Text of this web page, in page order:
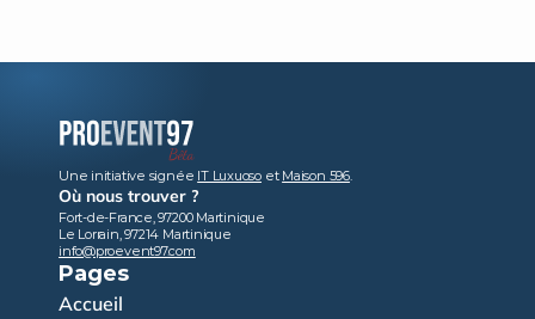
Une initiative signée IT Luxuoso et Maison 596.
Où nous trouver ?
Fort-de-France, 97200 Martinique
Le Lorrain, 97214 Martinique
info@proevent97.com
Pages
Accueil